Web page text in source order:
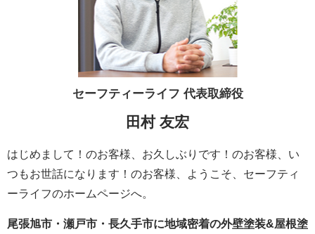
セーフティーライフ 代表取締役
田村 友宏
はじめまして！のお客様、お久しぶりです！のお客様、い
つもお世話になります！のお客様、ようこそ、セーフティ
ーライフのホームページへ。
尾張旭市・瀬戸市・長久手市に地域密着の外壁塗装&屋根塗